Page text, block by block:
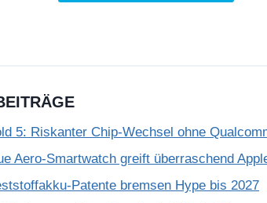
5: Riskanter Chip-Wechsel ohne
Aero-Smartwatch greift überraschend
Patente bremsen Hype bis 2027